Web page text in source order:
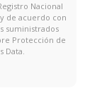
Nacional
de acuerdo con
suministrados
Protección de
Data.